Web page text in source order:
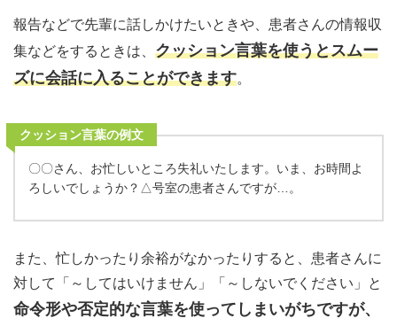
報告などで先輩に話しかけたいときや、患者さんの情報収
集などをするときは、 クッション言葉を使うとスムー
ズに会話に入ることができます。
クッション言葉の例文
〇〇さん、お忙しいところ失礼いたします。いま、お時間よ
ろしいでしょうか？△号室の患者さんですが…。
また、忙しかったり余裕がなかったりすると、患者さんに
対して「～してはいけません」「～しないでください」と
命令形や否定的な言葉を使ってしまいがちですが、